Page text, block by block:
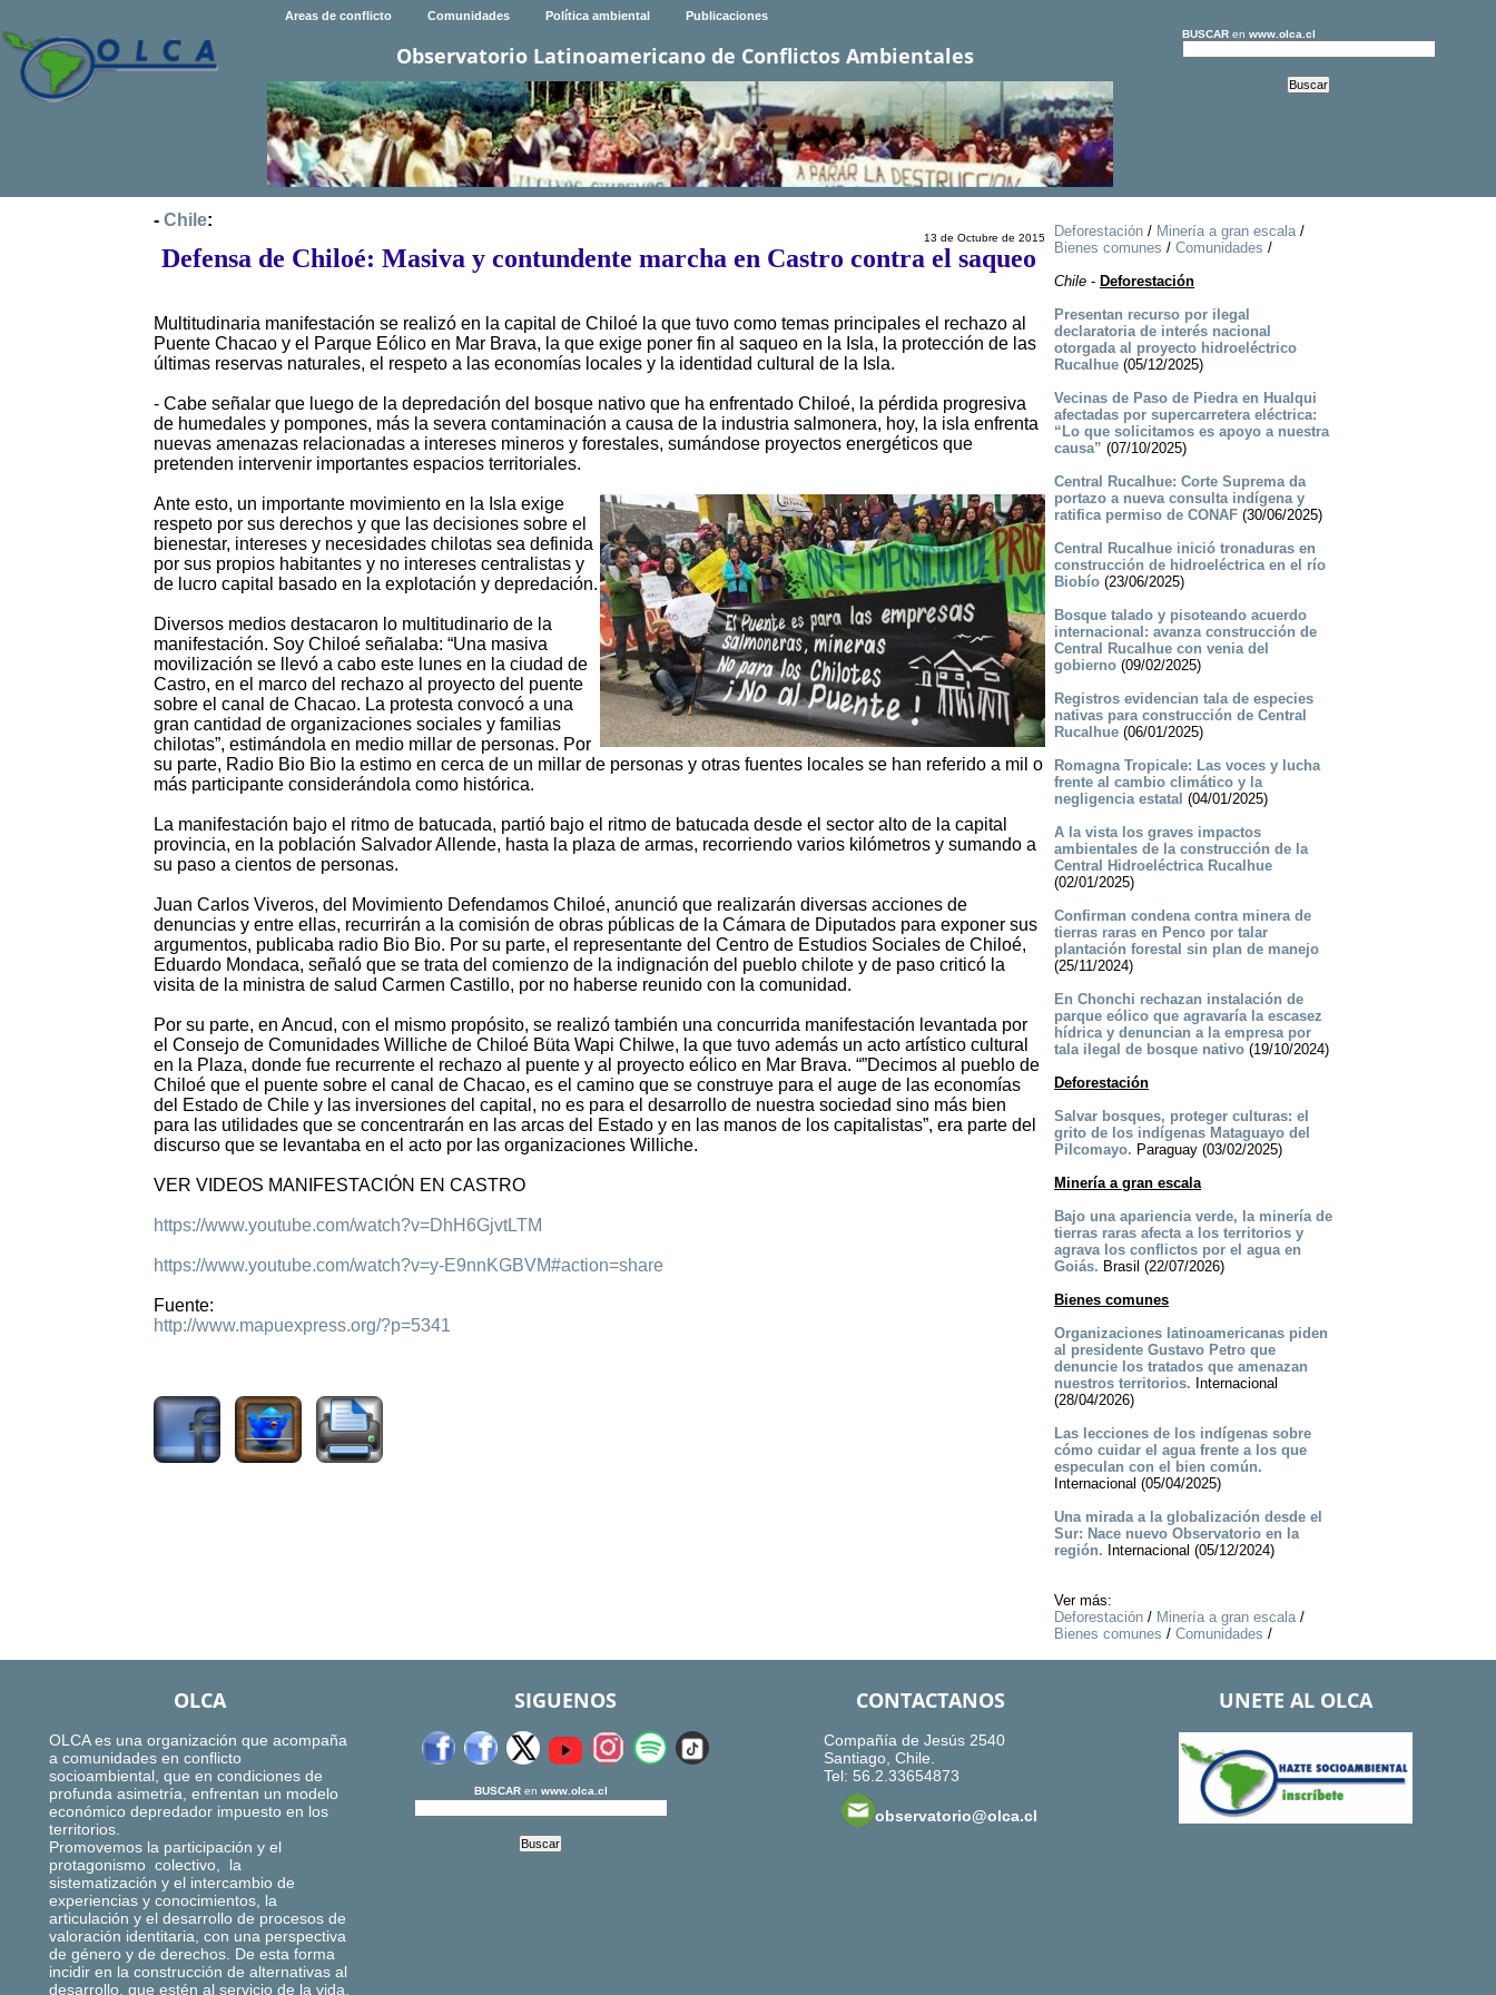
Areas de conflicto Comunidades Política ambiental Publicaciones
Observatorio Latinoamericano de Conflictos Ambientales
BUSCARen www.olca.cl
- Chile:
13 de Octubre de 2015
Defensa de Chiloé: Masiva y contundente marcha en Castro contra el saqueo
Multitudinaria manifestación se realizó en la capital de Chiloé la que tuvo como temas principales el rechazo al
Puente Chacao y el Parque Eólico en Mar Brava, la que exige poner fin al saqueo en la Isla, la protección de las
últimas reservas naturales, el respeto a las economías locales y la identidad cultural de la Isla.
- Cabe señalar que luego de la depredación del bosque nativo que ha enfrentado Chiloé, la pérdida progresiva
de humedales y pompones, más la severa contaminación a causa de la industria salmonera, hoy, la isla enfrenta
nuevas amenazas relacionadas a intereses mineros y forestales, sumándose proyectos energéticos que
pretenden intervenir importantes espacios territoriales.
Ante esto, un importante movimiento en la Isla exige
respeto por sus derechos y que las decisiones sobre el
bienestar, intereses y necesidades chilotas sea definida
por sus propios habitantes y no intereses centralistas y
de lucro capital basado en la explotación y depredación.
Diversos medios destacaron lo multitudinario de la
manifestación. Soy Chiloé señalaba: “Una masiva
movilización se llevó a cabo este lunes en la ciudad de
Castro, en el marco del rechazo al proyecto del puente
sobre el canal de Chacao. La protesta convocó a una
gran cantidad de organizaciones sociales y familias
chilotas”, estimándola en medio millar de personas. Por
su parte, Radio Bio Bio la estimo en cerca de un millar de personas y otras fuentes locales se han referido a mil o
más participante considerándola como histórica.
La manifestación bajo el ritmo de batucada, partió bajo el ritmo de batucada desde el sector alto de la capital
provincia, en la población Salvador Allende, hasta la plaza de armas, recorriendo varios kilómetros y sumando a
su paso a cientos de personas.
Juan Carlos Viveros, del Movimiento Defendamos Chiloé, anunció que realizarán diversas acciones de
denuncias y entre ellas, recurrirán a la comisión de obras públicas de la Cámara de Diputados para exponer sus
argumentos, publicaba radio Bio Bio. Por su parte, el representante del Centro de Estudios Sociales de Chiloé,
Eduardo Mondaca, señaló que se trata del comienzo de la indignación del pueblo chilote y de paso criticó la
visita de la ministra de salud Carmen Castillo, por no haberse reunido con la comunidad.
Por su parte, en Ancud, con el mismo propósito, se realizó también una concurrida manifestación levantada por
el Consejo de Comunidades Williche de Chiloé Büta Wapi Chilwe, la que tuvo además un acto artístico cultural
en la Plaza, donde fue recurrente el rechazo al puente y al proyecto eólico en Mar Brava. “”Decimos al pueblo de
Chiloé que el puente sobre el canal de Chacao, es el camino que se construye para el auge de las economías
del Estado de Chile y las inversiones del capital, no es para el desarrollo de nuestra sociedad sino más bien
para las utilidades que se concentrarán en las arcas del Estado y en las manos de los capitalistas”, era parte del
discurso que se levantaba en el acto por las organizaciones Williche.
VER VIDEOS MANIFESTACIÓN EN CASTRO
https://www.youtube.com/watch?v=DhH6GjvtLTM
https://www.youtube.com/watch?v=y-E9nnKGBVM#action=share
Fuente:
http://www.mapuexpress.org/?p=5341
Deforestación/ Minería a gran escala/
Bienes comunes / Comunidades /
Chile- Deforestación
Presentan recurso por ilegal
declaratoria de interés nacional
otorgada al proyecto hidroeléctrico
Rucalhue(05/12/2025)
Vecinas de Paso de Piedra en Hualqui
afectadas por supercarretera eléctrica:
“Lo que solicitamos es apoyo a nuestra
causa” (07/10/2025)
Central Rucalhue: Corte Suprema da
portazo a nueva consulta indígena y
ratifica permiso de CONAF(30/06/2025)
Central Rucalhue inició tronaduras en
construcción de hidroeléctrica en el río
Biobío(23/06/2025)
Bosque talado y pisoteando acuerdo
internacional: avanza construcción de
Central Rucalhue con venia del
gobierno(09/02/2025)
Registros evidencian tala de especies
nativas para construcción de Central
Rucalhue(06/01/2025)
Romagna Tropicale: Las voces y lucha
frente al cambio climático y la
negligencia estatal (04/01/2025)
A la vista los graves impactos
ambientales de la construcción de la
Central Hidroeléctrica Rucalhue
(02/01/2025)
Confirman condena contra minera de
tierras raras en Penco por talar
plantación forestal sin plan de manejo
(25/11/2024)
En Chonchi rechazan instalación de
parque eólico que agravaría la escasez
hídrica y denuncian a la empresa por
tala ilegal de bosque nativo(19/10/2024)
Deforestación
Salvar bosques, proteger culturas: el
grito de los indígenas Mataguayo del
Pilcomayo. Paraguay (03/02/2025)
Minería a gran escala
Bajo una apariencia verde, la minería de
tierras raras afecta a los territorios y
agrava los conflictos por el agua en
Goiás. Brasil (22/07/2026)
Bienes comunes
Organizaciones latinoamericanas piden
al presidente Gustavo Petro que
denuncie los tratados que amenazan
nuestros territorios. Internacional
(28/04/2026)
Las lecciones de los indígenas sobre
cómo cuidar el agua frente a los que
especulan con el bien común.
Internacional (05/04/2025)
Una mirada a la globalización desde el
Sur: Nace nuevo Observatorio en la
región. Internacional (05/12/2024)
Ver más:
Deforestación/ Minería a gran escala/
Bienes comunes / Comunidades /
OLCA
OLCA es una organización que acompaña
a comunidades en conflicto
socioambiental, que en condiciones de
profunda asimetría, enfrentan un modelo
económico depredador impuesto en los
territorios.
Promovemos la participación y el
protagonismo colectivo, la
sistematización y el intercambio de
experiencias y conocimientos, la
articulación y el desarrollo de procesos de
valoración identitaria, con una perspectiva
de género y de derechos. De esta forma
incidir en la construcción de alternativas al
desarrollo, que estén al servicio de la vida,
SIGUENOS
BUSCARen www.olca.cl
CONTACTANOS
Compañía de Jesús 2540
Santiago, Chile.
Tel: 56.2.33654873
observatorio@olca.cl
UNETE AL OLCA